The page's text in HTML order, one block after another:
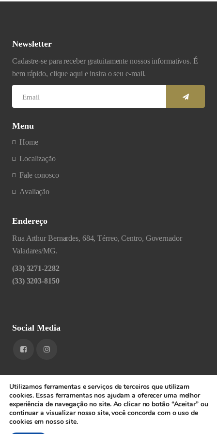
Newsletter
Cadastre-se para receber gratuitamente nossos informativos. É
bem rápido, clique aqui e insira o seu e-mail.
Menu
Home
Localização
Fale conosco
Avaliação
Endereço
Rua Arthur Bernardes, 684, Térreo, Centro, Governador
Valadares/MG.
(33) 3271-2282
(33) 3203-8150
Social Media
1RIGV - CNPJ: 20.685.380/0001-52 - Todos os direitos
Utilizamos ferramentas e serviços de terceiros que utilizam
cookies. Essas ferramentas nos ajudam a oferecer uma melhor
experiência de navegação no site. Ao clicar no botão “Aceitar” ou
continuar a visualizar nosso site, você concorda com o uso de
cookies em nosso site.